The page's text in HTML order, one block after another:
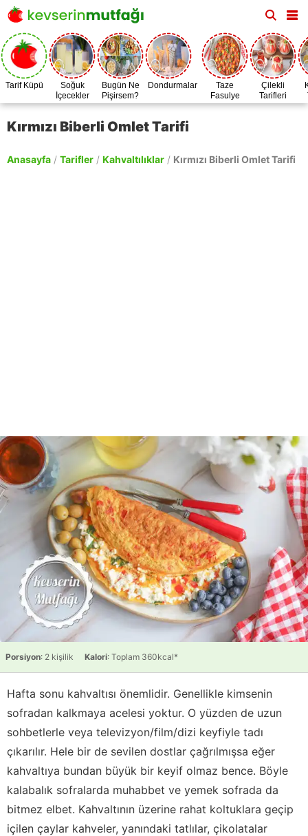
Tarif Küpü
Soğuk
İçecekler
Bugün Ne
Pişirsem?
Dondurmalar
Taze
Fasulye
Zamanı
Çilekli
Tarifleri
Kırmızı Biberli Omlet Tarifi
Anasayfa / Tarifler / Kahvaltılıklar / Kırmızı Biberli Omlet Tarifi
Porsiyon: 2 kişilik Kalori: Toplam 360kcal*
Hafta sonu kahvaltısı önemlidir. Genellikle kimsenin
sofradan kalkmaya acelesi yoktur. O yüzden de uzun
sohbetlerle veya televizyon/film/dizi keyfiyle tadı
çıkarılır. Hele bir de sevilen dostlar çağrılmışsa eğer
kahvaltıya bundan büyük bir keyif olmaz bence. Böyle
kalabalık sofralarda muhabbet ve yemek sofrada da
bitmez elbet. Kahvaltının üzerine rahat koltuklara geçip
içilen çaylar kahveler, yanındaki tatlılar, çikolatalar